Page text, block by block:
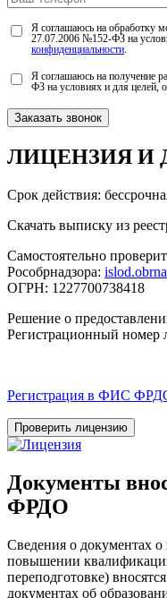
Я соглашаюсь на обработку
27.07.2006 №152-ФЗ на
конфиденциальности.
Я соглашаюсь на получение
ФЗ на условиях и для целей,
ЛИЦЕНЗИЯ И
Срок действия:
Скачать выписку из
Самостоятельно
Рособрнадзора:
ОГРН: 1227700738418
Решение о
Регистрационный номер
Регистрация в ФИС
Проверить лицензию
Документы
ФРДО
Сведения о документах
повышении
переподготовке)
документах об